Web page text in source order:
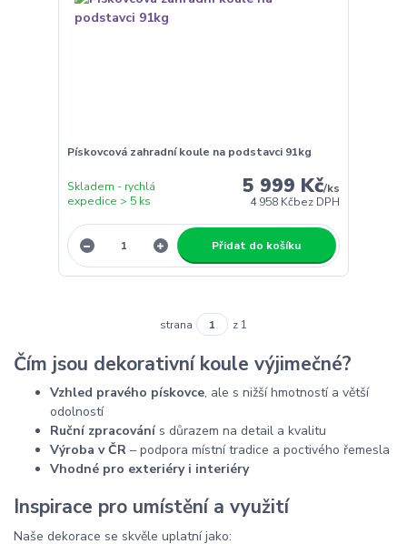
Pískovcová zahradní koule na podstavci 91kg
5 999 Kč/ks
4 958 Kčbez DPH
Skladem - rychlá
expedice > 5 ks
Přidat do košíku
strana z 1
Čím jsou dekorativní koule výjimečné?
Vzhled pravého pískovce, ale s nižší hmotností a větší
odolností
Ruční zpracovánís důrazem na detail a kvalitu
Výroba v ČR – podpora místní tradice a poctivého řemesla
Vhodné pro exteriéry i interiéry
Inspirace pro umístění a využití
Naše dekorace se skvěle uplatní jako: